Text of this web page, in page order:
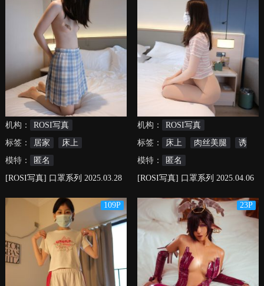
机构：
ROSI写真
标签：
居家
床上
模特：
匿名
[ROSI写真] 口罩系列 2025.03.28
机构：
ROSI写真
标签：
床上 肉丝美腿
诱
惑
模特：
匿名
[ROSI写真] 口罩系列 2025.04.06
109P
23P